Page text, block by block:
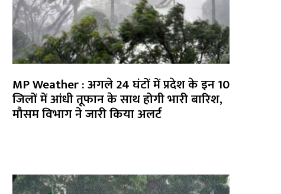
MP Weather : अगले 24 घंटों में प्रदेश के इन 10
जिलों में आंधी तूफान के साथ होगी भारी बारिश,
मौसम विभाग ने जारी किया अलर्ट